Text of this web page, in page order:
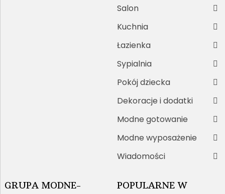
Salon
Kuchnia
Łazienka
Sypialnia
Pokój dziecka
Dekoracje i dodatki
Modne gotowanie
Modne wyposażenie
Wiadomości
GRUPA MODNE-
POPULARNE W